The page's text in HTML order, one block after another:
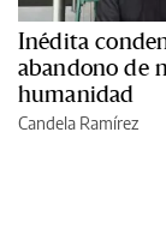
Inédita
abandono de
humanidad
Candela Ramírez